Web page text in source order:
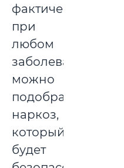
фактически
при
любом
заболевании
можно
подобрать
наркоз,
который
будет